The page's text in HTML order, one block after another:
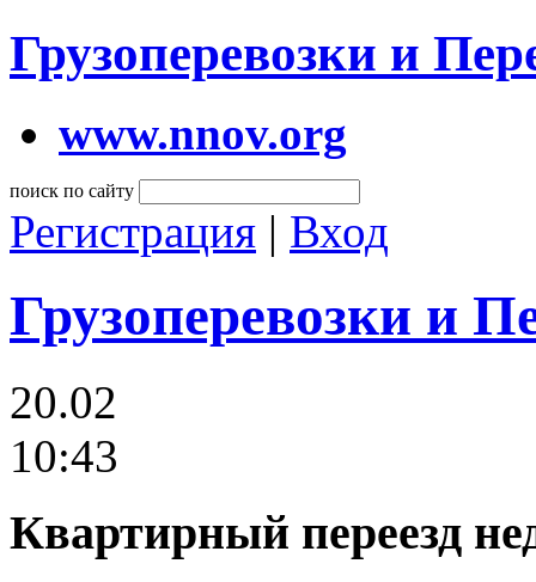
Грузоперевозки и
www.nnov.org
поиск по сайту
Регистрация | Вход
Грузоперевозки и
20.02
10:43
Квартирный переезд